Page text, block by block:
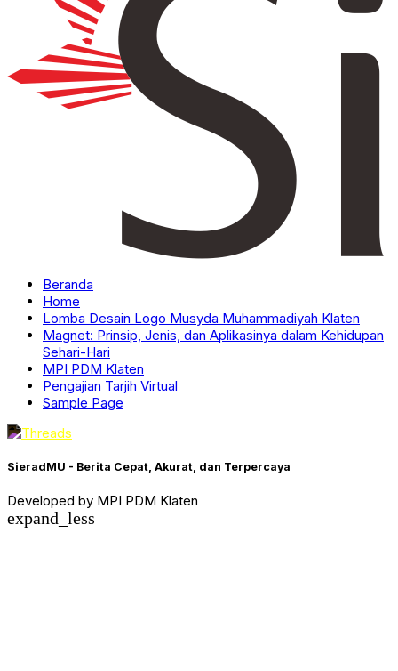
Beranda
Home
Lomba Desain Logo Musyda Muhammadiyah Klaten
Magnet: Prinsip, Jenis, dan Aplikasinya dalam Kehidupan
Sehari-Hari
MPI PDM Klaten
Pengajian Tarjih Virtual
Sample Page
SieradMU - Berita Cepat, Akurat, dan Terpercaya
Developed by MPI PDM Klaten
expand_less